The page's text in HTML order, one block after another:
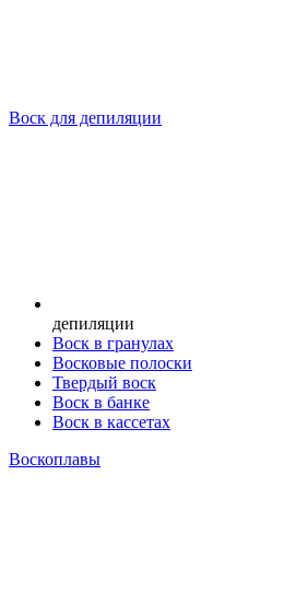
Воск для депиляции
депиляции
Воск в гранулах
Восковые полоски
Твердый воск
Воск в банке
Воск в кассетах
Воскоплавы